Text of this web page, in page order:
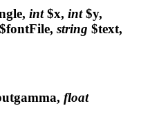
int$x, int$y,
$fontFile, string $text,
float